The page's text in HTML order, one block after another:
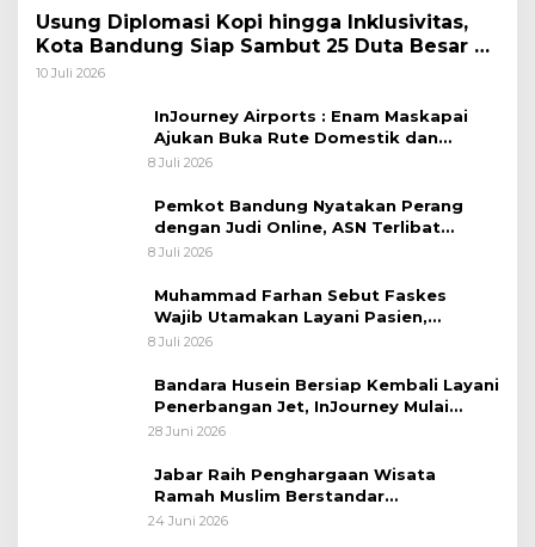
Usung Diplomasi Kopi hingga Inklusivitas,
Kota Bandung Siap Sambut 25 Duta Besar di
Festival Asia Afrika 2026
10 Juli 2026
InJourney Airports : Enam Maskapai
Ajukan Buka Rute Domestik dan
Internasional dari Bandara Husein
8 Juli 2026
Pemkot Bandung Nyatakan Perang
dengan Judi Online, ASN Terlibat
Terancam Dipecat Tidak Hormat
8 Juli 2026
Muhammad Farhan Sebut Faskes
Wajib Utamakan Layani Pasien,
Penolakan akan Berujung Sanksi Tegas
8 Juli 2026
Bandara Husein Bersiap Kembali Layani
Penerbangan Jet, InJourney Mulai
Tahap Optimalisasi
28 Juni 2026
Jabar Raih Penghargaan Wisata
Ramah Muslim Berstandar
Internasional
24 Juni 2026